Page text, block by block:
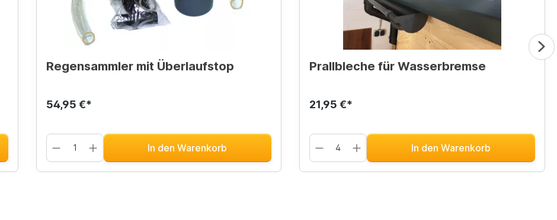
Regensammler mit Überlaufstop
54,95 €*
In den Warenkorb
Prallbleche für Wasserbremse
21,95 €*
In den Warenkorb